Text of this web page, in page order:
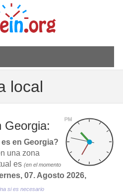
local
PM
en Georgia?
una zona
es (en el momento
07. Agosto 2026,
si es necesario